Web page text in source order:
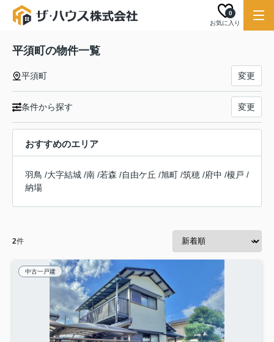
お気に入り
0
平須町の物件一覧
平須町 変更
条件から探す 変更
おすすめのエリア
羽鳥 /大字結城 /南 /若森 /自由ケ丘 /旭町 /筑穂 /府中 /榎戸 /
納場
2件
中古一戸建